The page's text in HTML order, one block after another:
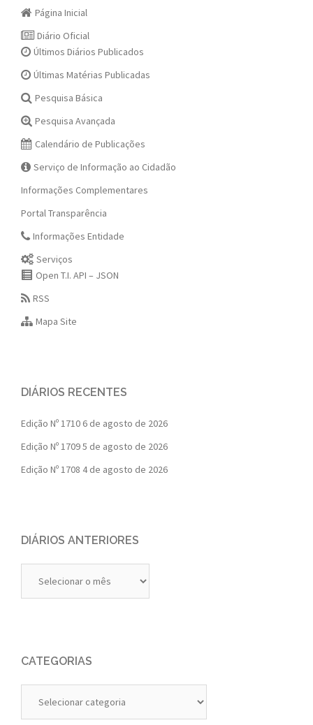
Página Inicial
Diário Oficial
Últimos Diários Publicados
Últimas Matérias Publicadas
Pesquisa Básica
Pesquisa Avançada
Calendário de Publicações
Serviço de Informação ao Cidadão
Informações Complementares
Portal Transparência
Informações Entidade
Serviços
Open T.I. API – JSON
RSS
Mapa Site
DIÁRIOS RECENTES
Edição Nº 1710 6 de agosto de 2026
Edição Nº 17095 de agosto de 2026
Edição Nº 1708 4 de agosto de 2026
DIÁRIOS ANTERIORES
Anteriores
CATEGORIAS